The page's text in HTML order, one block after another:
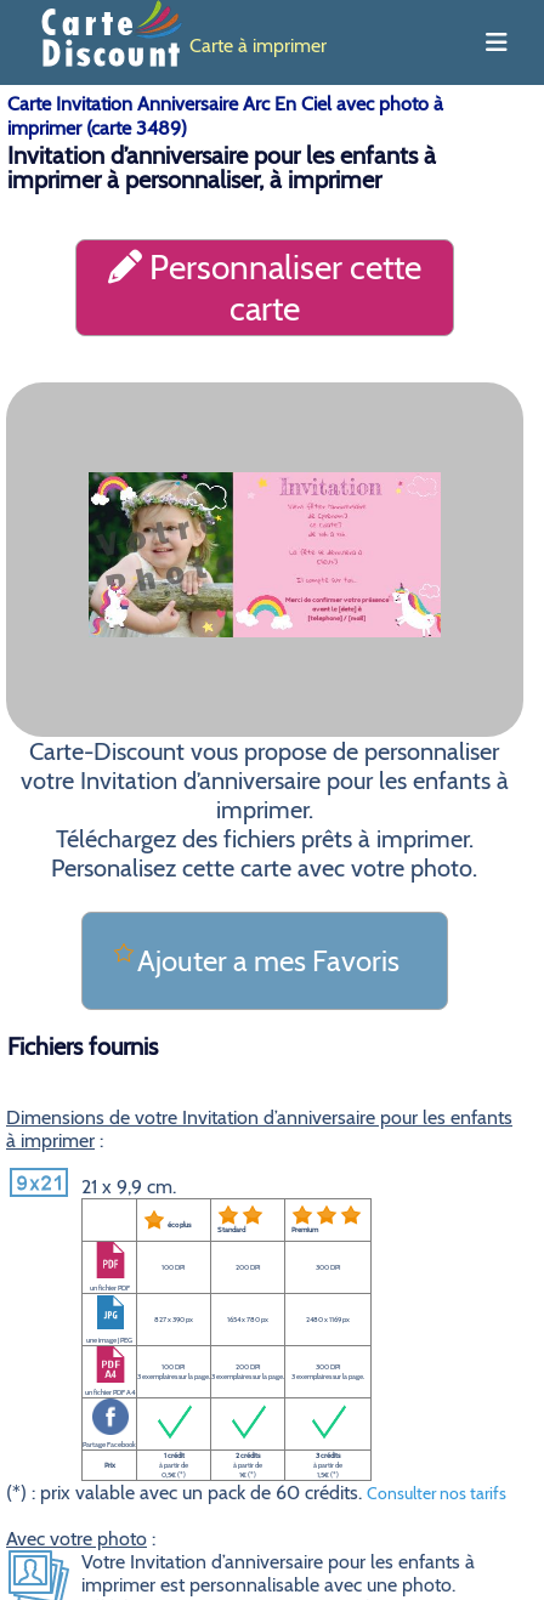
Carte à imprimer
Carte Invitation Anniversaire Arc En Ciel avec photo à
imprimer (carte 3489)
Invitation d’anniversaire pour les enfants à
imprimer à personnaliser, à imprimer
Personnaliser cette
carte
Carte-Discount vous propose de personnaliser
votre Invitation d’anniversaire pour les enfants à
imprimer.
Téléchargez des fichiers prêts à imprimer.
Personalisez cette carte avec votre photo.
Ajouter a mes Favoris
Fichiers fournis
Dimensions de votre Invitation d’anniversaire pour les enfants
à imprimer :
21 x 9,9 cm.
éco plus Standard Premium
un fichier PDF
100 DPI 200 DPI 300 DPI
une image JPEG
827 x 390 px 1654 x 780 px 2480 x 1169 px
un fichier PDF A4
100 DPI
3 exemplaires sur la page.
200 DPI
3 exemplaires sur la page.
300 DPI
3 exemplaires sur la page.
Partage Facebook
Prix
1 crédit
à partir de
0,5€ (*)
2 crédits
à partir de
1€ (*)
3 crédits
à partir de
1,5€ (*)
(*) : prix valable avec un pack de 60 crédits. Consulter nos tarifs
Avec votre photo :
Votre Invitation d’anniversaire pour les enfants à
imprimer est personnalisable avec une photo.